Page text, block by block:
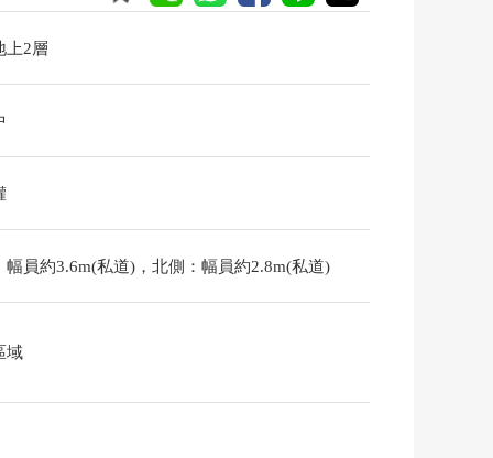
上2層
幅員約3.6m(私道)，北側：幅員約2.8m(私道)
域